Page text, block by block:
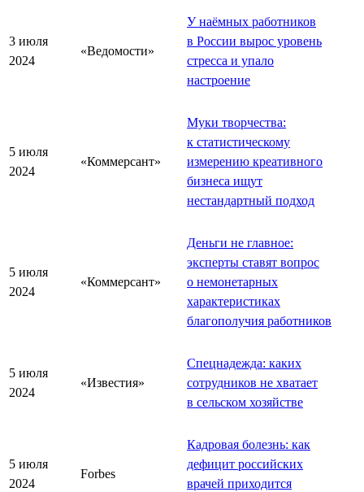
3 июля
2024
«Ведомости»
У наёмных работников
в России вырос уровень
стресса и упало
настроение
5 июля
2024
«Коммерсант»
Муки творчества:
к статистическому
измерению креативного
бизнеса ищут
нестандартный подход
5 июля
2024
«Коммерсант»
Деньги не главное:
эксперты ставят вопрос
о немонетарных
характеристиках
благополучия работников
5 июля
2024
«Известия»
Спецнадежда: каких
сотрудников не хватает
в сельском хозяйстве
5 июля
2024
Forbes
Кадровая болезнь: как
дефицит российских
врачей приходится